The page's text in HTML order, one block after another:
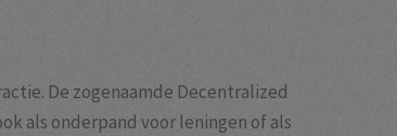
De zogenaamde Decentralized
als onderpand voor leningen of als